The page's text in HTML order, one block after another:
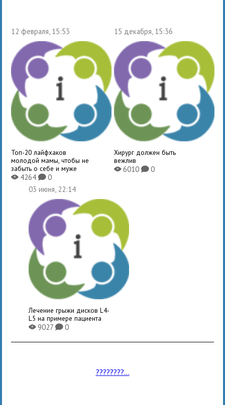
12 февраля, 15:53
Топ-20 лайфхаков
молодой мамы, чтобы не
забыть о себе и муже
X4264K0
15 декабря, 15:36
Хирург должен быть
вежлив
X6010 K0
03 июня, 22:14
Лечение грыжи дисков L4-
L5 на примере пациента
X9027K0
????????...